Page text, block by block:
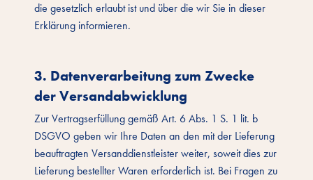
die gesetzlich erlaubt ist und über die wir Sie in dieser
Erklärung informieren.
3. Datenverarbeitung zum Zwecke
der Versandabwicklung
Zur Vertragserfüllung gemäß Art. 6 Abs. 1 S. 1 lit. b
DSGVO geben wir Ihre Daten an den mit der Lieferung
beauftragten Versanddienstleister weiter, soweit dies zur
Lieferung bestellter Waren erforderlich ist. Bei Fragen zu